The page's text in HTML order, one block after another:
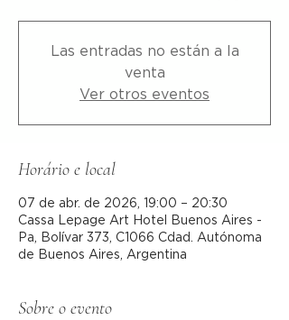
Las entradas no están a la
venta
Ver otros eventos
Horário e local
07 de abr. de 2026, 19:00 – 20:30
Cassa Lepage Art Hotel Buenos Aires -
Pa, Bolívar 373, C1066 Cdad. Autónoma
de Buenos Aires, Argentina
Sobre o evento